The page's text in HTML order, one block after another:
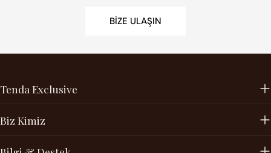
BIZE ULAŞIN
Tenda Exclusive
Biz Kimiz